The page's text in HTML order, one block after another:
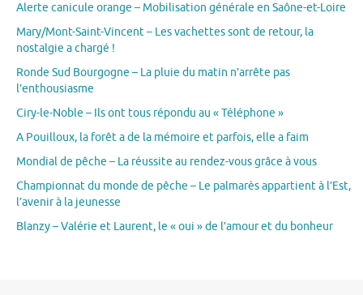
Alerte canicule orange – Mobilisation générale en Saône-et-Loire
Mary/Mont-Saint-Vincent – Les vachettes sont de retour, la
nostalgie a chargé !
Ronde Sud Bourgogne – La pluie du matin n’arrête pas
l’enthousiasme
Ciry-le-Noble – Ils ont tous répondu au « Téléphone »
A Pouilloux, la forêt a de la mémoire et parfois, elle a faim
Mondial de pêche – La réussite au rendez-vous grâce à vous
Championnat du monde de pêche – Le palmarès appartient à l’Est,
l’avenir à la jeunesse
Blanzy – Valérie et Laurent, le « oui » de l’amour et du bonheur